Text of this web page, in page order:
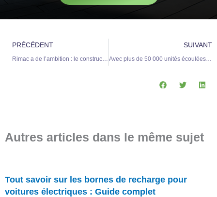
Précédent
PRÉCÉDENT SUIVANT
Avec plus de 50 000 unités écoulées, Rivian a doublé ses livraisons en 2023 : analyse du succès fulgurant d’un pionnier des véhicules électriques
Autres articles dans le même sujet
Tout savoir sur les bornes de recharge pour
voitures électriques : Guide complet